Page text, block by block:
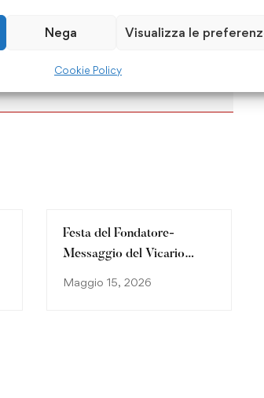
Nega Visualizza le
Cookie Policy
Filo Diretto | Marzo
Festa del Fondatore-
Messaggio del Vicario
Maggio 15, 2026